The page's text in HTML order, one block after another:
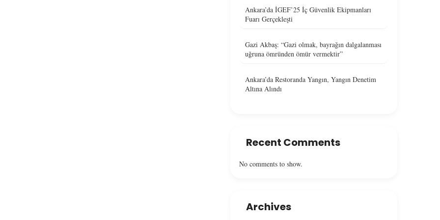
Ankara’da İGEF’25 İç Güvenlik Ekipmanları
Fuarı Gerçekleşti
Gazi Akbaş: “Gazi olmak, bayrağın dalgalanması
uğruna ömründen ömür vermektir”
Ankara’da Restoranda Yangın, Yangın Denetim
Altına Alındı
Recent Comments
No comments to show.
Archives